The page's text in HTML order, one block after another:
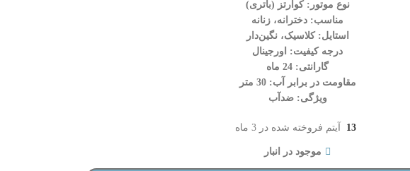
نوع موتور: کوارتز (باتری)
مناسب: دخترانه، زنانه
استایل: کلاسیک، نگین‌دار
درجه کیفیت: اورجینال
گارانتی: 24 ماه
مقاومت در برابر آب: 30 متر
ویژگی: ضدآب
13 آیتم فروخته شده در 3 ماه
موجود در انبار